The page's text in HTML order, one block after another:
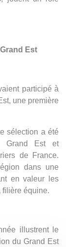
Est
participé à
une première
sélection a été
Grand Est et
de France.
dans une
en valeur les
filière équine.
illustrent le
du Grand Est